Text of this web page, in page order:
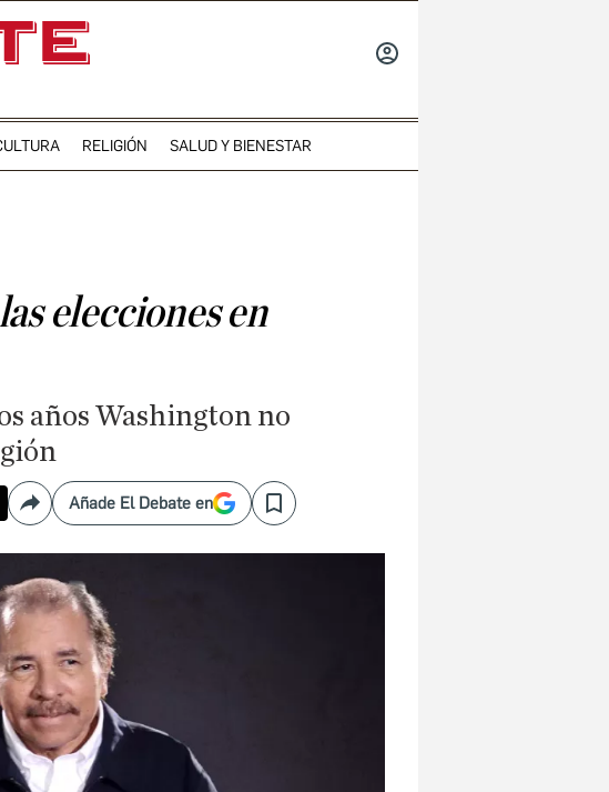
RELIGIÓN SALUD Y BIENESTAR
elecciones en
años Washington no
CompartirAñade El Debate en Save